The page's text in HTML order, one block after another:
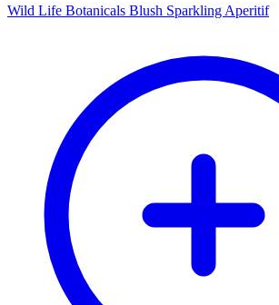
Wild Life Botanicals Blush Sparkling Aperitif